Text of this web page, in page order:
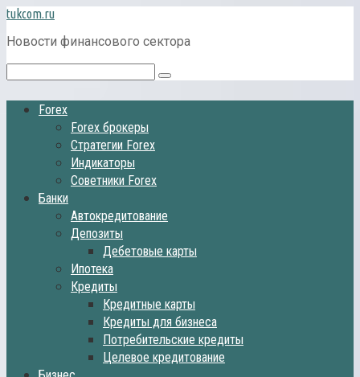
Перейти
к
контенту
tukcom.ru
Новости финансового сектора
Поиск:
Forex
Forex брокеры
Стратегии Forex
Индикаторы
Советники Forex
Банки
Автокредитование
Депозиты
Дебетовые карты
Ипотека
Кредиты
Кредитные карты
Кредиты для бизнеса
Потребительские кредиты
Целевое кредитование